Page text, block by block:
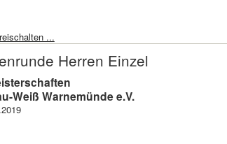
...
Herren Einzel
Weiß Warnemünde e.V.